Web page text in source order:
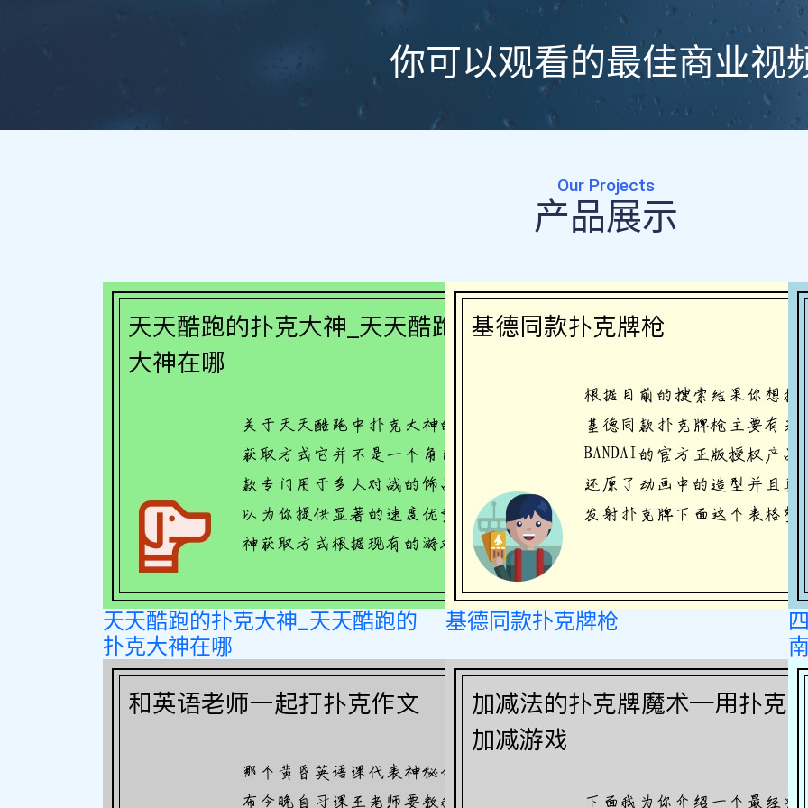
你可以观看的最佳商业视
Our Projects
产品展示
天天酷跑的扑克大神_天天酷跑的
扑克大神在哪
基德同款扑克牌枪